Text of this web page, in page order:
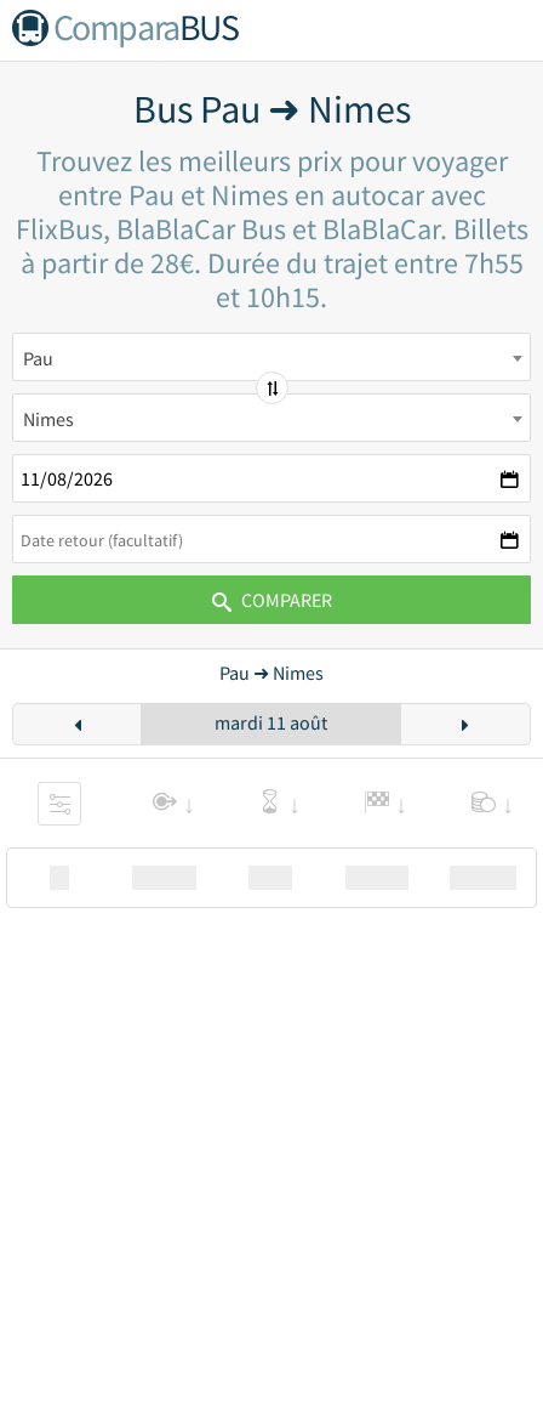
ComparaBUS
Bus Pau ➜ Nimes
Trouvez les meilleurs prix pour voyager
entre Pau et Nimes en autocar avec
FlixBus, BlaBlaCar Bus et BlaBlaCar. Billets
à partir de 28€. Durée du trajet entre 7h55
et 10h15.
Pau
Nimes
COMPARER
Pau ➜ Nimes
mardi 11 août